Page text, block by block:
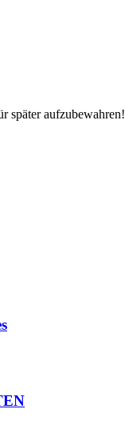
später aufzubewahren!